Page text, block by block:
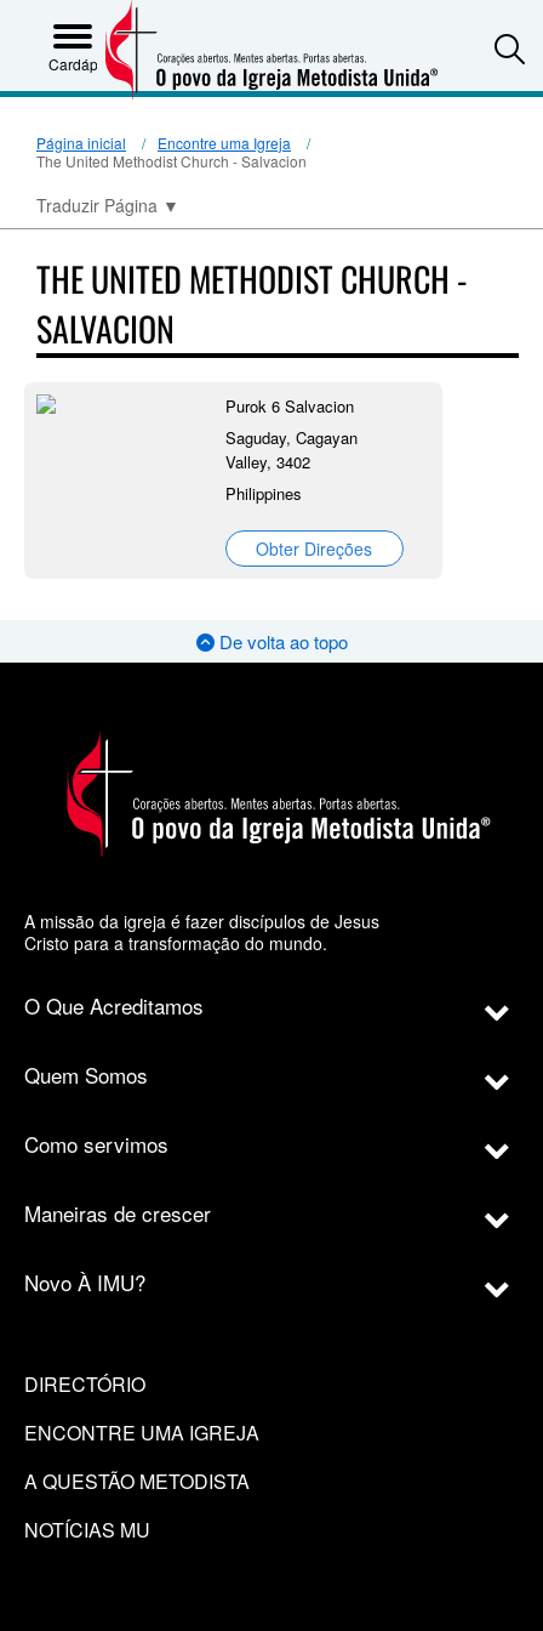
Cardápio
Página inicial
Encontre uma Igreja
The United Methodist Church - Salvacion
Traduzir Página ▼
THE UNITED METHODIST CHURCH -
SALVACION
Purok 6 Salvacion
Saguday, Cagayan
Valley, 3402
Philippines
Obter Direções
De volta ao topo
A missão da igreja é fazer discípulos de Jesus
Cristo para a transformação do mundo.
O Que Acreditamos
Quem Somos
Como servimos
Maneiras de crescer
Novo À IMU?
DIRECTÓRIO
ENCONTRE UMA IGREJA
A QUESTÃO METODISTA
NOTÍCIAS MU